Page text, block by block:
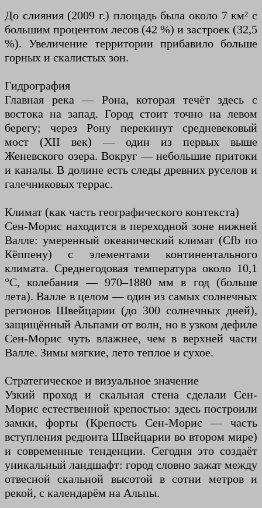
До слияния (2009 г.) площадь была около 7 км² с
большим процентом лесов (42 %) и застроек (32,5
%). Увеличение территории прибавило больше
горных и скалистых зон.
Гидрография
Главная река — Рона, которая течёт здесь с
востока на запад. Город стоит точно на левом
берегу; через Рону перекинут средневековый
мост (XII век) — один из первых выше
Женевского озера. Вокруг — небольшие притоки
и каналы. В долине есть следы древних руселов и
галечниковых террас.
Климат (как часть географического контекста)
Сен-Морис находится в переходной зоне нижней
Валле: умеренный океанический климат (Cfb по
Кёппену) с элементами континентального
климата. Среднегодовая температура около 10,1
°C, колебания — 970–1880 мм в год (больше
лета). Валле в целом — один из самых солнечных
регионов Швейцарии (до 300 солнечных дней),
защищённый Альпами от волн, но в узком дефиле
Сен-Морис чуть влажнее, чем в верхней части
Валле. Зимы мягкие, лето теплое и сухое.
Стратегическое и визуальное значение
Узкий проход и скальная стена сделали Сен-
Морис естественной крепостью: здесь построили
замки, форты (Крепость Сен-Морис — часть
вступления редюита Швейцарии во втором мире)
и современные тенденции. Сегодня это создаёт
уникальный ландшафт: город словно зажат между
отвесной скальной высотой в сотни метров и
рекой, с календарём на Альпы.